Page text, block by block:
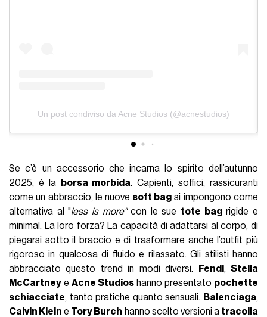
Un post condiviso da Acne Studios (@acnestudios)
Se c’è un accessorio che incarna lo spirito dell’autunno
2025, è la
borsa morbida. Capienti, soffici, rassicuranti
come un abbraccio, le nuove soft bag si impongono come
alternativa al "less is more"con le sue tote bagrigide e
minimal. La loro forza? La capacità di adattarsi al corpo, di
piegarsi sotto il braccio e di trasformare anche l’outfit più
rigoroso in qualcosa di fluido e rilassato. Gli stilisti hanno
abbracciato questo trend in modi diversi.
Fendi, Stella
McCartney eAcne Studios hanno presentato pochette
schiacciate, tanto pratiche quanto sensuali. Balenciaga,
Calvin Klein e Tory Burch hanno scelto versioni a tracolla